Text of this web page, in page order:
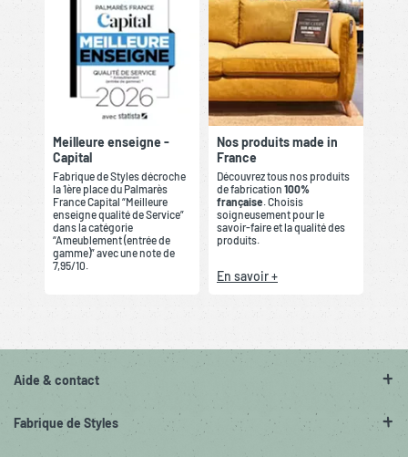
Meilleure enseigne -
Capital
Fabrique de Styles décroche
la 1ère place du Palmarès
France Capital “Meilleure
enseigne qualité de Service”
dans la catégorie
“Ameublement (entrée de
gamme)” avec une note de
7,95/10.
Nos produits made in
France
Découvrez tous nos produits
de fabrication 100%
française . Choisis
soigneusement pour le
savoir-faire et la qualité des
produits.
En savoir +
Aide & contact
Fabrique de Styles